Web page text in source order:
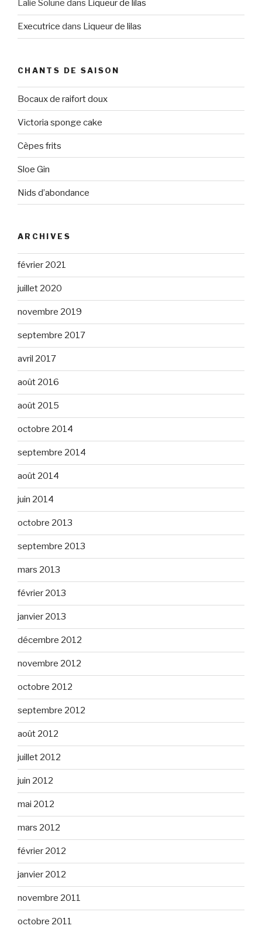
Lalie Solune dans Liqueur de lilas
Executrice dans Liqueur de lilas
CHANTS DE SAISON
Bocaux de raifort doux
Victoria sponge cake
Cèpes frits
Sloe Gin
Nids d’abondance
ARCHIVES
février 2021
juillet 2020
novembre 2019
septembre 2017
avril 2017
août 2016
août 2015
octobre 2014
septembre 2014
août 2014
juin 2014
octobre 2013
septembre 2013
mars 2013
février 2013
janvier 2013
décembre 2012
novembre 2012
octobre 2012
septembre 2012
août 2012
juillet 2012
juin 2012
mai 2012
mars 2012
février 2012
janvier 2012
novembre 2011
octobre 2011